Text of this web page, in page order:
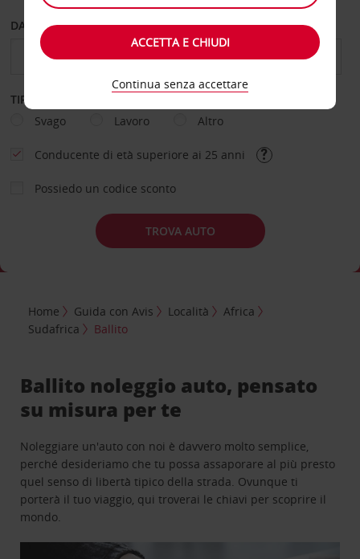
DAL GIORNO AL GIORNO
TIPOLOGIA DI NOLEGGIO
Svago
Lavoro Altro
Conducente di età superiore ai 25 anni
Possiedo un codice sconto
TROVA AUTO
Home Guida con Avis Località
Africa
Sudafrica
Ballito
Ballito noleggio auto, pensato
su misura per te
Noleggiare un'auto con noi è davvero molto semplice,
perché desideriamo che tu possa assaporare al più presto
quel senso di libertà tipico della strada. Ovunque ti
porterà il tuo viaggio, qui troverai le chiavi per scoprire il
mondo.
ACCETTA E CHIUDI
Continua senza accettare